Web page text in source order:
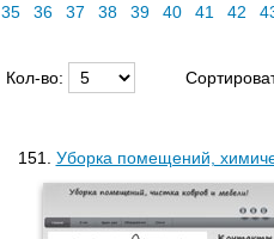
35
36 37 38 39 40 41 42
Кол-во:
151. Уборка помещений,